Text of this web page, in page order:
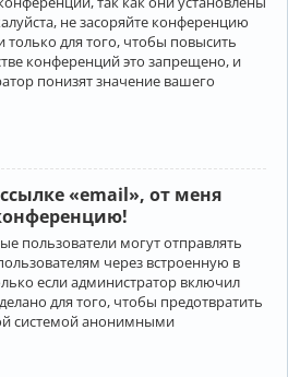
не засоряйте конференцию
для того, чтобы повысить
конференций это запрещено, и
понизят значение вашего
«email», от меня
пользователи могут отправлять
через встроенную в
если администратор включил
для того, чтобы предотвратить
системой анонимными